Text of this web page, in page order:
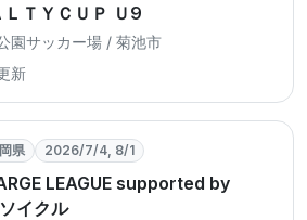
ＬＴＹＣＵＰ Ｕ9
園サッカー場 / 菊池市
新
県 2026/7/4, 8/1
LEAGUE supported by
イクル